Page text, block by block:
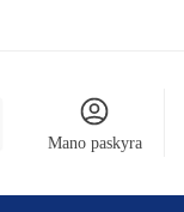
Mano paskyra